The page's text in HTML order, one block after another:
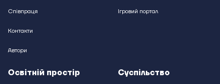
Співпраця
Контакти
Автори
Ігровий портал
Освітній простір Суспільство